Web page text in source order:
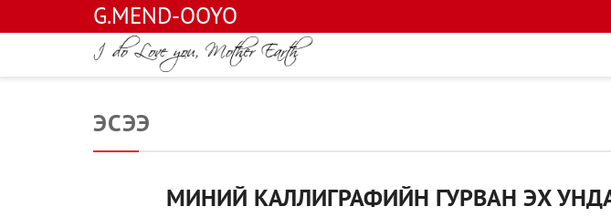
G.MEND-OOYO
ЭСЭЭ
МИНИЙ КАЛЛИГРАФИЙН ГУРВАН ЭХ